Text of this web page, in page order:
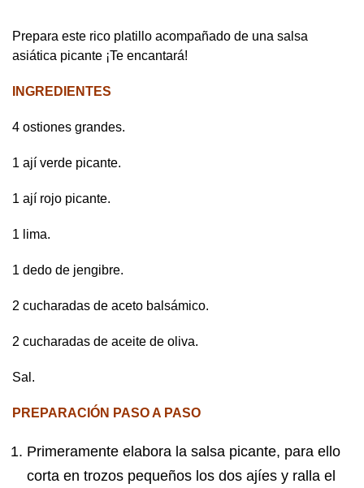
Prepara este rico platillo acompañado de una salsa
asiática picante ¡Te encantará!
INGREDIENTES
4 ostiones grandes.
1 ají verde picante.
1 ají rojo picante.
1 lima.
1 dedo de jengibre.
2 cucharadas de aceto balsámico.
2 cucharadas de aceite de oliva.
Sal.
PREPARACIÓN PASO A PASO
Primeramente elabora la salsa picante, para ello
corta en trozos pequeños los dos ajíes y ralla el